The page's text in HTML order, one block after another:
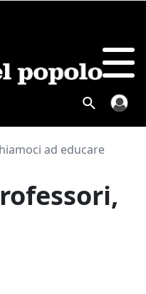
ad educare